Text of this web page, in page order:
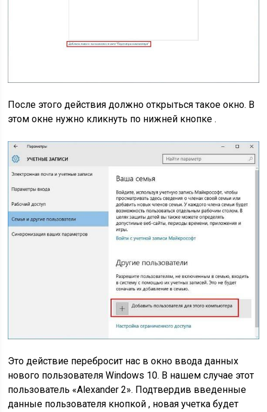
После этого действия должно открыться такое окно. В
этом окне нужно кликнуть по нижней кнопке .
Это действие перебросит нас в окно ввода данных
нового пользователя Windows 10. В нашем случае этот
пользователь «Alexander 2». Подтвердив введенные
данные пользователя кнопкой , новая учетка будет